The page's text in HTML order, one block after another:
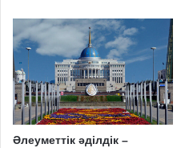
Әлеуметтік әділдік –